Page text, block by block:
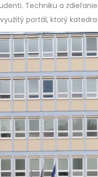
Techniku a
portál, ktorý